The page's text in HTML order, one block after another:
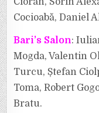
Cocioabă, Daniel
Bari’s Salon:
Mogda, Valentin
Turcu, Ștefan
Toma, Robert
Bratu.